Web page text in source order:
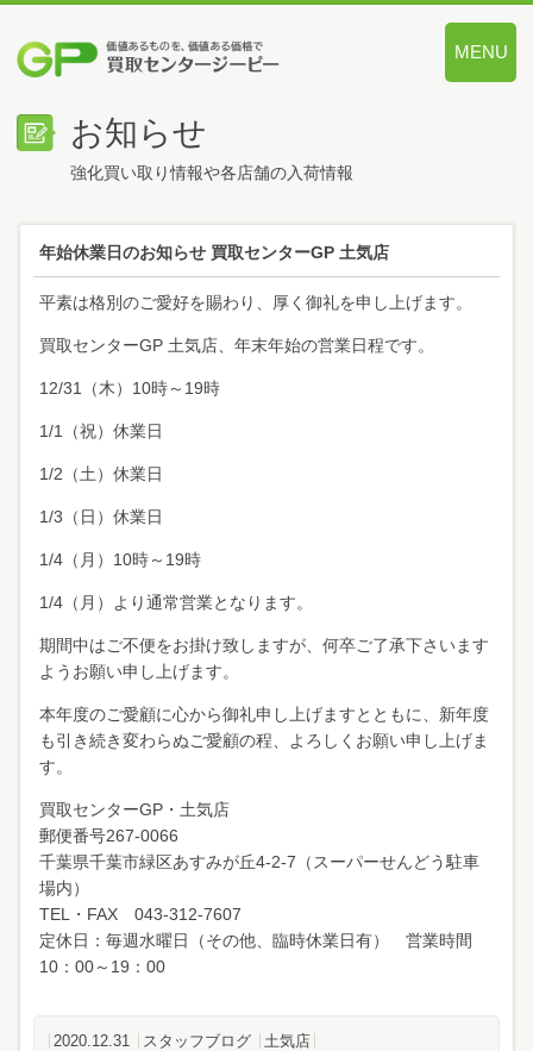
MENU
お知らせ
強化買い取り情報や各店舗の入荷情報
年始休業日のお知らせ 買取センターGP 土気店
平素は格別のご愛好を賜わり、厚く御礼を申し上げます。
買取センターGP 土気店、年末年始の営業日程です。
12/31（木）10時～19時
1/1（祝）休業日
1/2（土）休業日
1/3（日）休業日
1/4（月）10時～19時
1/4（月）より通常営業となります。
期間中はご不便をお掛け致しますが、何卒ご了承下さいます
ようお願い申し上げます。
本年度のご愛顧に心から御礼申し上げますとともに、新年度
も引き続き変わらぬご愛顧の程、よろしくお願い申し上げま
す。
買取センターGP・土気店
郵便番号267-0066
千葉県千葉市緑区あすみが丘4-2-7（スーパーせんどう駐車
場内）
TEL・FAX 043-312-7607
定休日：毎週水曜日（その他、臨時休業日有） 営業時間
10：00～19：00
2020.12.31 スタッフブログ 土気店